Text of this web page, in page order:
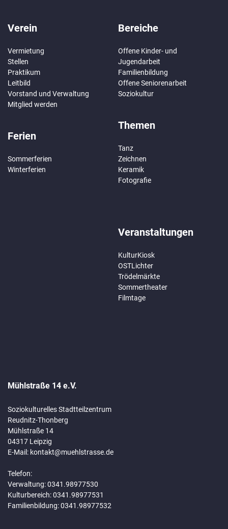
Verein
Vermietung
Stellen
Praktikum
Leitbild
Vorstand und Verwaltung
Mitglied werden
Ferien
Sommerferien
Winterferien
Bereiche
Offene Kinder- und
Jugendarbeit
Familienbildung
Offene Seniorenarbeit
Soziokultur
Themen
Tanz
Zeichnen
Keramik
Fotografie
Veranstaltungen
KulturKiosk
OSTLichter
Trödelmärkte
Sommertheater
Filmtage
Mühlstraße 14 e.V.
Soziokulturelles Stadtteilzentrum
Reudnitz-Thonberg
Mühlstraße 14
04317 Leipzig
E-Mail: kontakt@muehlstrasse.de
Telefon:
Verwaltung: 0341.98977530
Kulturbereich: 0341.98977531
Familienbildung: 0341.98977532